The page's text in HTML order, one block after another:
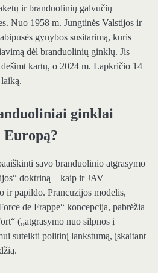
ir branduolinių galvučių
Nuo 1958 m. Jungtinės Valstijos ir
gynybos susitarimą, kuris
dėl branduolinių ginklų. Jis
dešimt kartų, o 2024 m. Lapkričio 14
ginklai
Europą?
savo branduolinio atgrasymo
doktriną – kaip ir JAV
ir papildo. Prancūzijos modelis,
de Frappe“ koncepcija, pabrėžia
(„atgrasymo nuo silpnos į
suteikti politinį lankstumą, įskaitant